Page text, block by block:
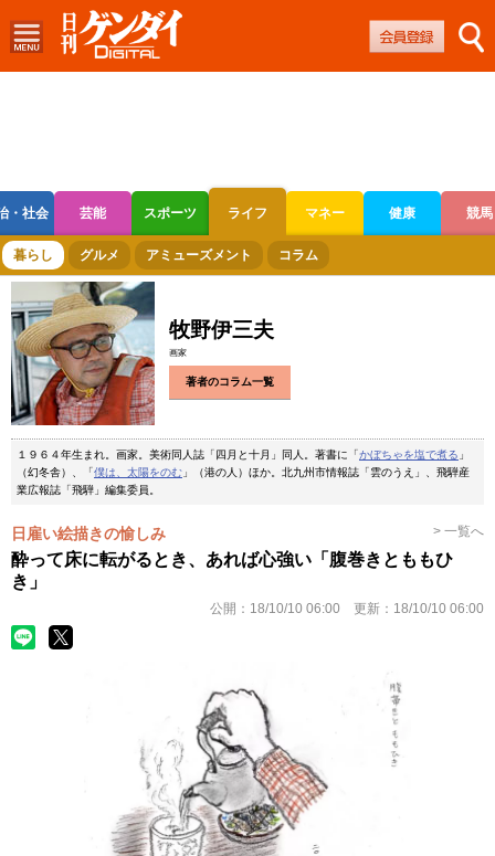
・社会 芸能 スポーツ ライフ マネー 健康 競馬
ボートレース 競輪 オートレース
暮らし グルメ アミューズメント コラム
牧野伊三夫
画家
著者のコラム一覧
１９６４年生まれ。画家。美術同人誌「四月と十月」同人。著書に「かぼちゃを塩で煮る 」
（幻冬舎）、「僕は、太陽をのむ 」（港の人）ほか。北九州市情報誌「雲のうえ」、飛騨産
業広報誌「飛騨」編集委員。
日雇い絵描きの愉しみ > 一覧へ
酔って床に転がるとき、あれば心強い「腹巻きとももひ
き」
公開： 18/10/10 06:00 更新： 18/10/10 06:00